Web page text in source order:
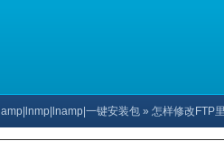
lamp|lnmp|lnamp|一键安装包 » 怎样修改FTP